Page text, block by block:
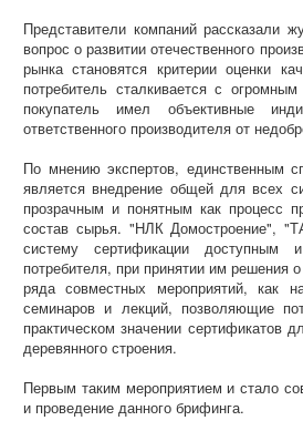
Представители компаний рассказали
вопрос о развитии отечественного
рынка становятся критерии оценки
потребитель сталкивается с
покупатель имел объективные
ответственного производителя от
По мнению экспертов, единственным
является внедрение общей для всех
прозрачным и понятным как процесс
состав сырья. "НЛК Домостроение",
систему сертификации доступным
потребителя, при принятии им решения
ряда совместных мероприятий, как
семинаров и лекций, позволяющие
практическом значении сертификатов
деревянного строения.
Первым таким мероприятием и стало
и проведение данного брифинга.